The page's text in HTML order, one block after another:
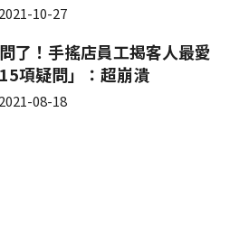
2021-10-27
了！手搖店員工揭客人最愛
項疑問」：超崩潰
2021-08-18